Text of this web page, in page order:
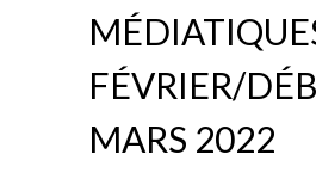
FÉVRIER/
MARS 2022